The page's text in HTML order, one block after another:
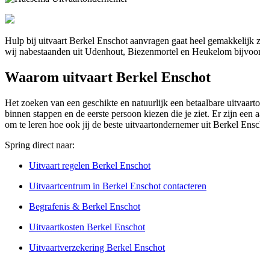
Hulp bij uitvaart Berkel Enschot aanvragen gaat heel gemakkelijk
wij nabestaanden uit Udenhout, Biezenmortel en Heukelom
Waarom uitvaart Berkel Enschot
Het zoeken van een geschikte en natuurlijk een betaalbare
binnen stappen en de eerste persoon kiezen die je ziet. Er zijn
om te leren hoe ook jij de beste uitvaartondernemer uit Berkel
Spring direct naar:
Uitvaart regelen Berkel Enschot
Uitvaartcentrum in Berkel Enschot contacteren
Begrafenis & Berkel Enschot
Uitvaartkosten Berkel Enschot
Uitvaartverzekering Berkel Enschot